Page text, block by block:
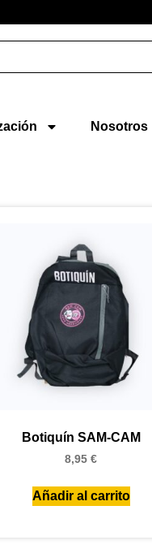
Nosotros
Botiquín SAM-CAM
8,95 €
Añadir al carrito